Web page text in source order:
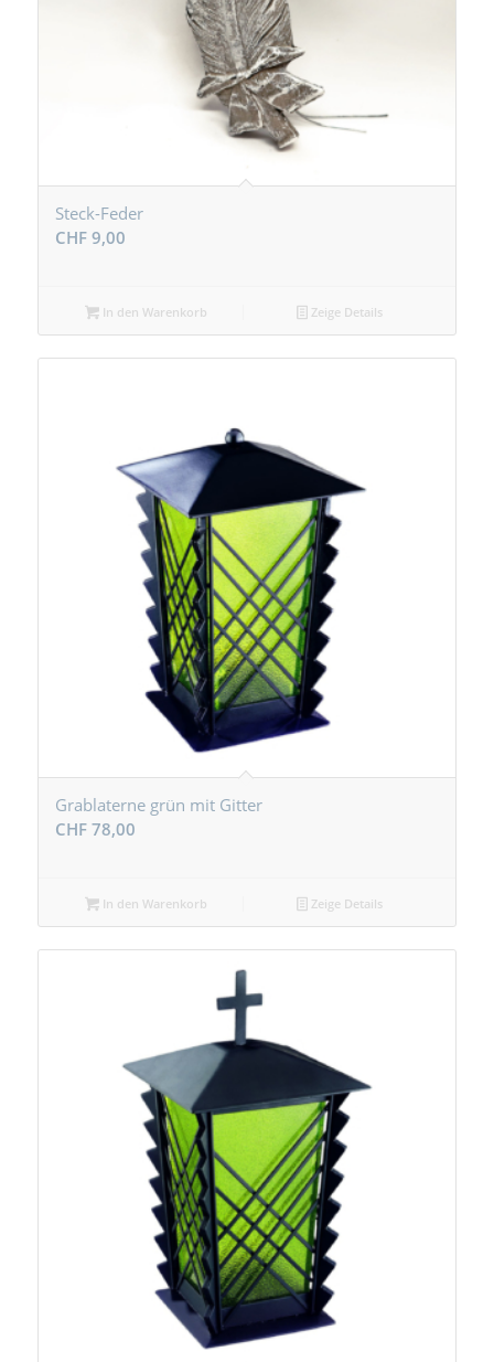
Steck-Feder
CHF9,00
In den Warenkorb Zeige Details
Grablaterne grün mit Gitter
CHF78,00
In den Warenkorb Zeige Details